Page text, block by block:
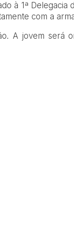
à 1ª Delegacia
com a
A jovem será